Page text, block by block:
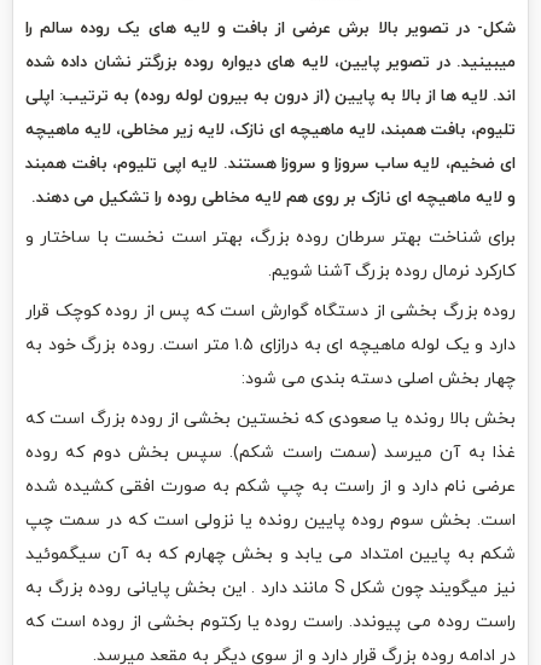
شکل- در تصویر بالا برش عرضی از بافت و لایه های یک روده سالم را
میبینید. در تصویر پایین، لایه های دیواره روده بزرگتر نشان داده شده
اند. لایه ها از بالا به پایین (از درون به بیرون لوله روده) به ترتیب: اپلی
تلیوم، بافت همبند، لایه ماهیچه ای نازک، لایه زیر مخاطی، لایه ماهیچه
ای ضخیم، لایه ساب سروزا و سروزا هستند. لایه اپی تلیوم، بافت همبند
و لایه ماهیچه ای نازک بر روی هم لایه مخاطی روده را تشکیل می دهند.
برای شناخت بهتر سرطان روده بزرگ، بهتر است نخست با ساختار و
کارکرد نرمال روده بزرگ آشنا شویم.
روده بزرگ بخشی از دستگاه گوارش است که پس از روده کوچک قرار
دارد و یک لوله ماهیچه ای به درازای ۱.۵ متر است. روده بزرگ خود به
چهار بخش اصلی دسته بندی می شود:
بخش بالا رونده یا صعودی که نخستین بخشی از روده بزرگ است که
غذا به آن میرسد (سمت راست شکم). سپس بخش دوم که روده
عرضی نام دارد و از راست به چپ شکم به صورت افقی کشیده شده
است. بخش سوم روده پایین رونده یا نزولی است که در سمت چپ
شکم به پایین امتداد می یابد و بخش چهارم که به آن سیگموئید
نیز میگویند چون شکل S مانند دارد . این بخش پایانی روده بزرگ به
راست روده می پیوندد. راست روده یا رکتوم بخشی از روده است که
در ادامه روده بزرگ قرار دارد و از سوی دیگر به مقعد میرسد.